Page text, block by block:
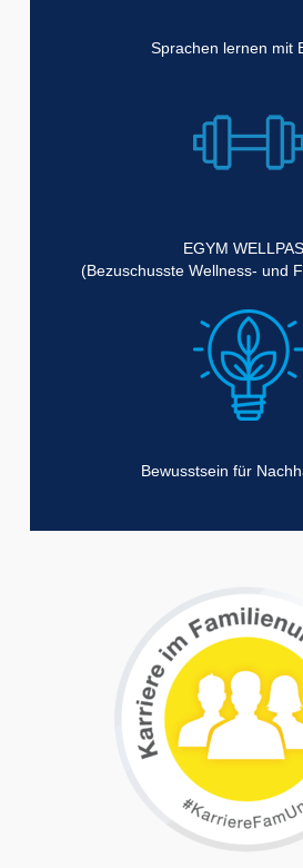
Sprachen lernen mit
EGYM
(Bezuschusste Wellness- und
Bewusstsein für